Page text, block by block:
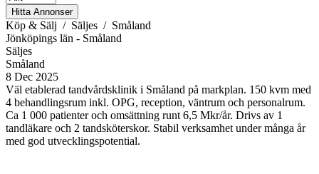
Hitta Annonser
Köp & Sälj / Säljes / Småland
Jönköpings län - Småland
Säljes
Småland
8 Dec 2025
Väl etablerad tandvårdsklinik i Småland på markplan. 150 kvm med
4 behandlingsrum inkl. OPG, reception, väntrum och personalrum.
Ca 1 000 patienter och omsättning runt 6,5 Mkr/år. Drivs av 1
tandläkare och 2 tandsköterskor. Stabil verksamhet under många år
med god utvecklingspotential.